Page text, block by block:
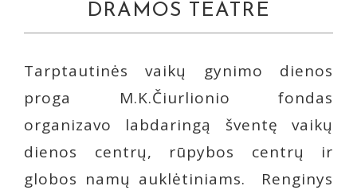
DRAMOS TEATRE
Tarptautinės vaikų gynimo dienos
proga M.K.Čiurlionio fondas
organizavo labdaringą šventę vaikų
dienos centrų, rūpybos centrų ir
globos namų auklėtiniams. Renginys